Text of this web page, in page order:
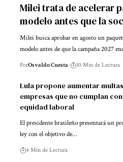
Milei trata de acelerar
modelo antes que la
Milei busca aprobar en agosto un
modelo antes de que la campaña 2027
PorOsvaldo Cuesta 10 Min de Lectura
Lula propone aumentar
empresas que no cumplan con
equidad laboral
El presidente brasileño presentará un
ley con el objetivo de…
4 Min de Lectura